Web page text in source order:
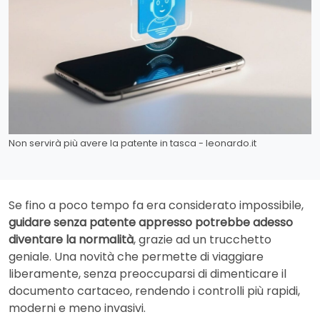
Non servirà più avere la patente in tasca - leonardo.it
Se fino a poco tempo fa era considerato impossibile,
guidare senza patente appresso potrebbe adesso
diventare la normalità, grazie ad un trucchetto
geniale. Una novità che permette di viaggiare
liberamente, senza preoccuparsi di dimenticare il
documento cartaceo, rendendo i controlli più rapidi,
moderni e meno invasivi.